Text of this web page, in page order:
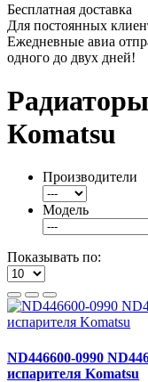
Бесплатная доставка
Для постоянных
Ежедневные авиа
одного до двух дней!
Кomatsu
Производители
Модель
Показывать по:
ND446600-0990
испарителя Komatsu